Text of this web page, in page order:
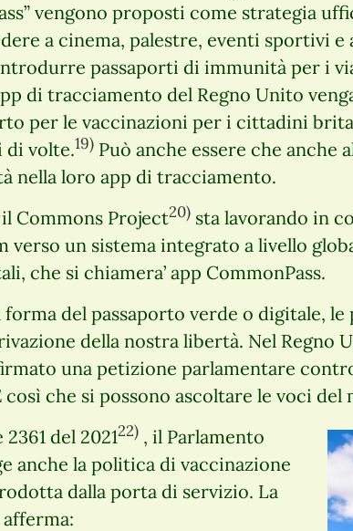
vengono proposti come strategia
a cinema, palestre, eventi sportivi
passaporti di immunità per i
di tracciamento del Regno Unito
per le vaccinazioni per i cittadini
di volte.19) Può anche essere che anche
nella loro app di tracciamento.
Commons Project20) sta lavorando in
verso un sistema integrato a livello
che si chiamera’ app CommonPass.
forma del passaporto verde o digitale,
della nostra libertà. Nel Regno
una petizione parlamentare
così che si possono ascoltare le voci del
del 202122) , il Parlamento
anche la politica di vaccinazione
dalla porta di servizio. La